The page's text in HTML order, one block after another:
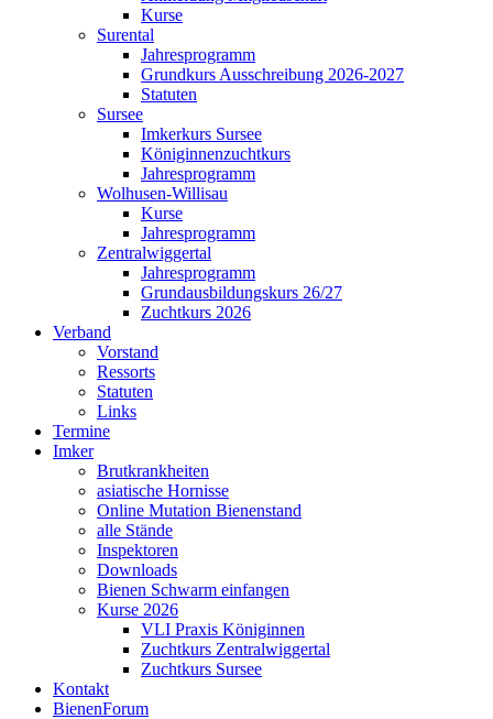
Kurse
Surental
Jahresprogramm
Grundkurs Ausschreibung 2026-2027
Statuten
Sursee
Imkerkurs Sursee
Königinnenzuchtkurs
Jahresprogramm
Wolhusen-Willisau
Kurse
Jahresprogramm
Zentralwiggertal
Jahresprogramm
Grundausbildungskurs 26/27
Zuchtkurs 2026
Verband
Vorstand
Ressorts
Statuten
Links
Termine
Imker
Brutkrankheiten
asiatische Hornisse
Online Mutation Bienenstand
alle Stände
Inspektoren
Downloads
Bienen Schwarm einfangen
Kurse 2026
VLI Praxis Königinnen
Zuchtkurs Zentralwiggertal
Zuchtkurs Sursee
Kontakt
BienenForum